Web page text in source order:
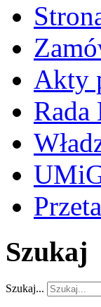
Akty
Rada
Szukaj
Szukaj...